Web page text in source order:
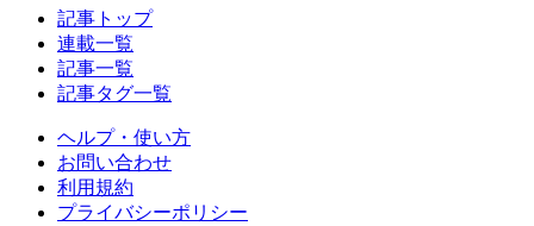
記事トップ
連載一覧
記事一覧
記事タグ一覧
ヘルプ・使い方
お問い合わせ
利用規約
プライバシーポリシー